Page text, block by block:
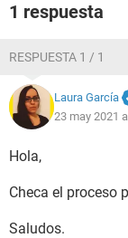
1 respuesta
RESPUESTA 1 / 1
Laura García
23 may 2021
Hola,
Checa el proceso
Saludos.